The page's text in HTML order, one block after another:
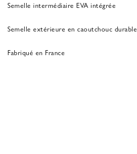
Semelle intermédiaire EVA intégrée
Semelle extérieure en caoutchouc durable
Fabriqué en France